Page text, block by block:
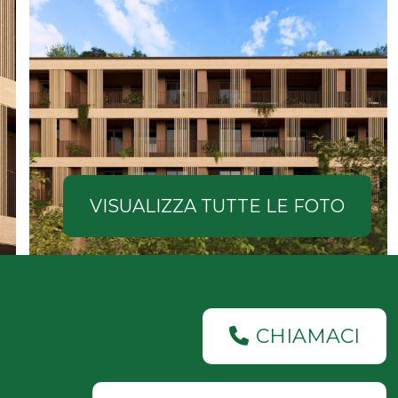
VISUALIZZA TUTTE LE FOTO
CHIAMACI